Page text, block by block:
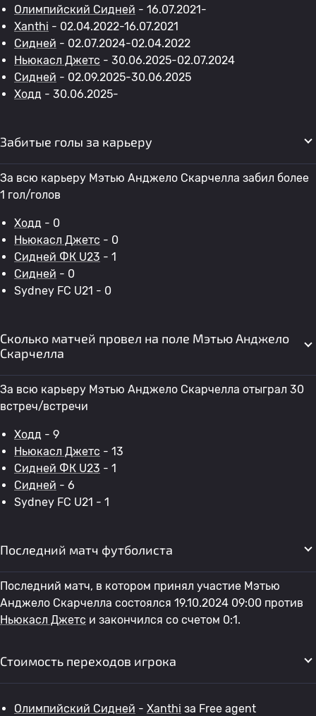
Олимпийский Сидней - 16.07.2021-
Xanthi - 02.04.2022-16.07.2021
Сидней - 02.07.2024-02.04.2022
Ньюкасл Джетс - 30.06.2025-02.07.2024
Сидней - 02.09.2025-30.06.2025
Ходд - 30.06.2025-
Забитые голы за карьеру
За всю карьеру Мэтью Анджело Скарчелла забил более
1 гол/голов
Ходд - 0
Ньюкасл Джетс - 0
Сидней ФК U23 - 1
Сидней - 0
Sydney FC U21 - 0
Сколько матчей провел на поле Мэтью Анджело
Скарчелла
За всю карьеру Мэтью Анджело Скарчелла отыграл 30
встреч/встречи
Ходд - 9
Ньюкасл Джетс - 13
Сидней ФК U23 - 1
Сидней - 6
Sydney FC U21 - 1
Последний матч футболиста
Последний матч, в котором принял участие Мэтью
Анджело Скарчелла состоялся 19.10.2024 09:00 против
Ньюкасл Джетс и закончился со счетом 0:1.
Стоимость переходов игрока
Олимпийский Сидней - Xanthi за Free agent